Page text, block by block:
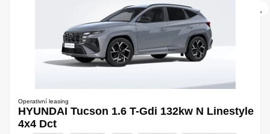
Operativní leasing
HYUNDAI Tucson 1.6 T-Gdi 132kw N Linestyle
4x4 Dct